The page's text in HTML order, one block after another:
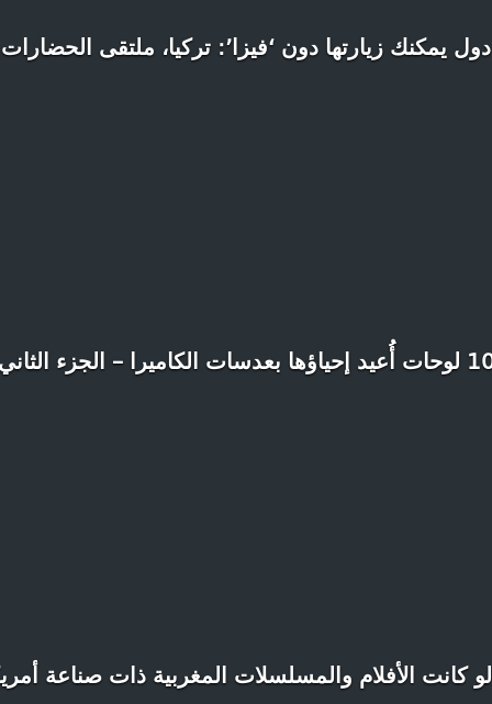
دول يمكنك زيارتها دون ‘فيزا’: تركيا، ملتقى الحضارات
بعدسات الكاميرا – الجزء الثاني
كانت الأفلام والمسلسلات المغربية ذات صناعة